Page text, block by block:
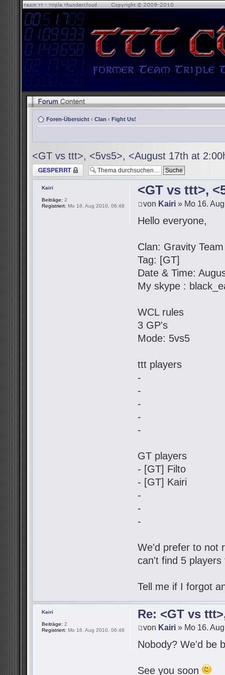
Foren-Übersicht ‹ Clan ‹ Fight Us!
<GT vs ttt>, <5vs5>, <August 17th at
Thema gesperrt
<GT vs ttt>,
von Kairi » Mo 16.
Hello everyone,
Clan: Gravity Team
Tag: [GT]
Date & Time:
My skype :
WCL rules
3 GP's
Mode: 5vs5
ttt players
-
-
-
-
-
GT players
- [GT] Filto
- [GT] Kairi
-
-
-
We'd prefer to not
can't find 5
Tell me if I forgot
Kairi
Beiträge: 2
Registriert: Mo 16. Aug 2010, 06:48
Re: <GT vs
von Kairi » Mo 16.
Nobody? We'd be
See you soon
Kairi
Beiträge: 2
Registriert: Mo 16. Aug 2010, 06:48